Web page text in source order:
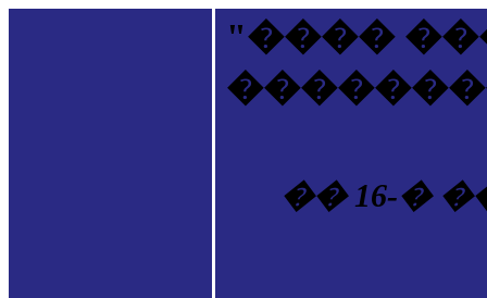
"����
�� 16-�